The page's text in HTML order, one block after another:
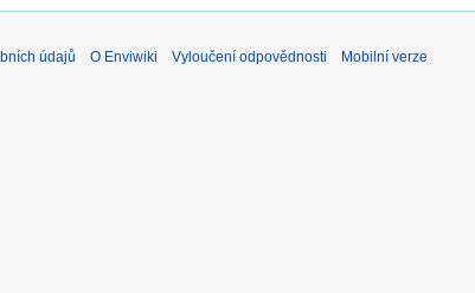
údajů O Enviwiki Vyloučení odpovědnosti Mobilní verze